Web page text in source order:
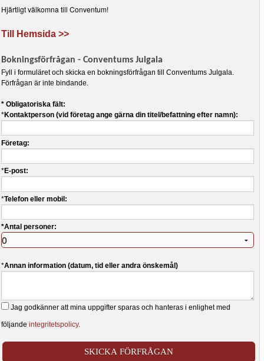
Hjärtligt välkomna till Conventum!
Till Hemsida >>
Bokningsförfrågan - Conventums Julgala
Fyll i formuläret och skicka en bokningsförfrågan till Conventums Julgala.
Förfrågan är inte bindande.
* Obligatoriska fält:
*Kontaktperson (vid företag ange gärna din titel/befattning efter namn):
Företag:
*E-post:
*Telefon eller mobil:
*Antal personer:
*Annan information (datum, tid eller andra önskemål)
Jag godkänner att mina uppgifter sparas och hanteras i enlighet med
följandeintegritetspolicy.